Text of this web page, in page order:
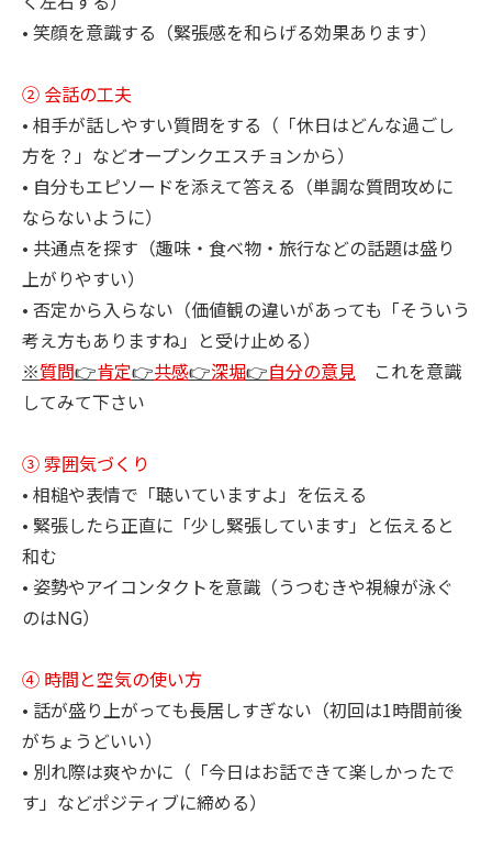
• 笑顔を意識する（緊張感を和らげる効果あります）
② 会話の工夫
• 相手が話しやすい質問をする（「休日はどんな過ごし
方を？」などオープンクエスチョンから）
• 自分もエピソードを添えて答える（単調な質問攻めに
ならないように）
• 共通点を探す（趣味・食べ物・旅行などの話題は盛り
上がりやすい）
• 否定から入らない（価値観の違いがあっても「そういう
考え方もありますね」と受け止める）
※質問👉肯定👉共感👉深堀👉自分の意見 これを意識
してみて下さい
③ 雰囲気づくり
• 相槌や表情で「聴いていますよ」を伝える
• 緊張したら正直に「少し緊張しています」と伝えると
和む
• 姿勢やアイコンタクトを意識（うつむきや視線が泳ぐ
のはNG）
④ 時間と空気の使い方
• 話が盛り上がっても長居しすぎない（初回は1時間前後
がちょうどいい）
• 別れ際は爽やかに（「今日はお話できて楽しかったで
す」などポジティブに締める）